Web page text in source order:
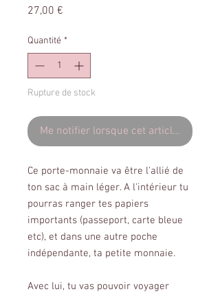
27,00 €
Quantité *
Rupture de stock
Me notifier lorsque cet article est
Ce porte-monnaie va être l'allié de
ton sac à main léger. A l'intérieur tu
pourras ranger tes papiers
importants (passeport, carte bleue
etc), et dans une autre poche
indépendante, ta petite monnaie.
Avec lui, tu vas pouvoir voyager